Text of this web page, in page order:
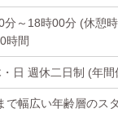
分～18時00分 (休憩
時間
日 週休二日制 (年間
で幅広い年齢層のス